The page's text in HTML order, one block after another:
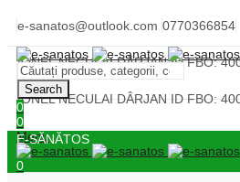
e-sanatos@outlook.com 0770366854
IONEL NECULAI DÂRJAN ID FBO:
IONEL NECULAI DÂRJAN ID FBO:
Search
0
0
Menu
0
E-SĂNĂTOS